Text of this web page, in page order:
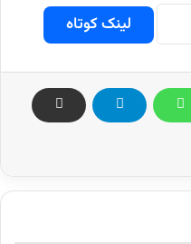
لینک کوتاه